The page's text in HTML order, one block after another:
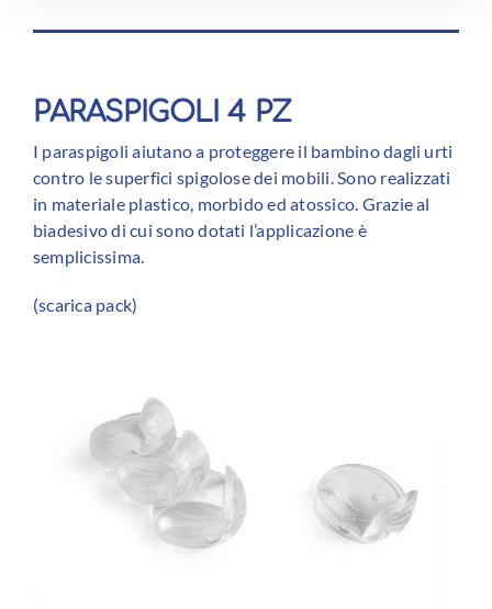
PARASPIGOLI 4 PZ
I paraspigoli aiutano a proteggere il bambino dagli urti
contro le superfici spigolose dei mobili. Sono realizzati
in materiale plastico, morbido ed atossico. Grazie al
biadesivo di cui sono dotati l’applicazione è
semplicissima.
(scarica pack)